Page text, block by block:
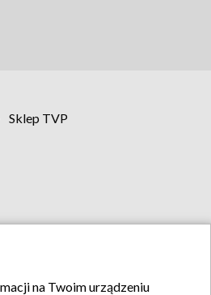
Sklep TVP
na Twoim urządzeniu